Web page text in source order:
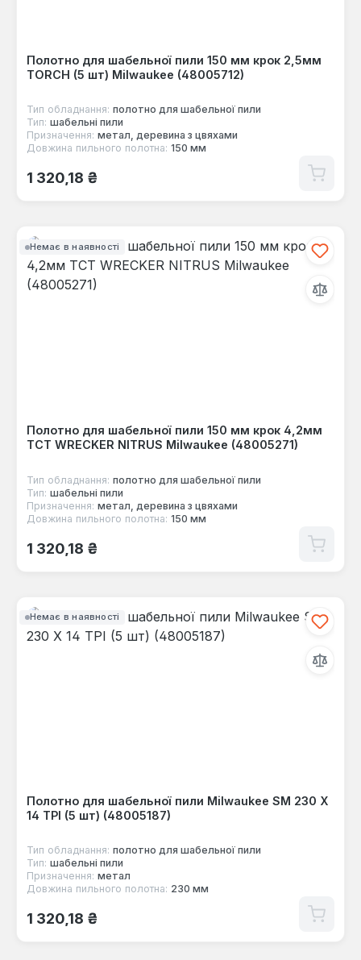
Полотно для шабельної пили 150 мм крок 2,5мм
TORCH (5 шт) Milwaukee (48005712)
Тип обладнання: полотно для шабельної пили
Тип: шабельні пили
Призначення: метал, деревина з цвяхами
Довжина пильного полотна: 150 мм
Звичайна ціна:
1 320,18 ₴
Немає в наявності
Полотно для шабельної пили 150 мм крок 4,2мм
TCT WRECKER NITRUS Milwaukee (48005271)
Тип обладнання: полотно для шабельної пили
Тип: шабельні пили
Призначення: метал, деревина з цвяхами
Довжина пильного полотна: 150 мм
Звичайна ціна:
1 320,18 ₴
Немає в наявності
Полотно для шабельної пили Milwaukee SM 230 X
14 TPI (5 шт) (48005187)
Тип обладнання: полотно для шабельної пили
Тип: шабельні пили
Призначення: метал
Довжина пильного полотна: 230 мм
Звичайна ціна:
1 320,18 ₴